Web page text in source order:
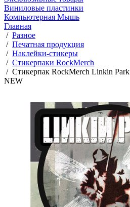
Виниловые пластинки
Компьютерная Мышь
Главная
/ Разное
/ Печатная продукция
/ Наклейки-стикеры
/ Стикерпаки RockMerch
/ Стикерпак RockMerch Linkin Park
NEW